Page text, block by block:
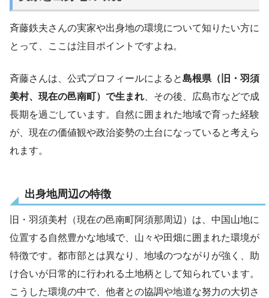
斉藤鉄夫さんの実家や出身地の環境について知りたい方に
とって、ここは注目ポイントですよね。
斉藤さんは、公式プロフィールによると島根県（旧・羽須
美村、現在の邑南町）で生まれ 、その後、広島市などで成
長期を過ごしています。自然に囲まれた地域で育った経験
が、現在の価値観や政治姿勢の土台になっていると考えら
れます。
出身地周辺の特徴
旧・羽須美村（現在の邑南町阿須那周辺）は、中国山地に
位置する自然豊かな地域で、山々や田畑に囲まれた環境が
特徴です。都市部とは異なり、地域のつながりが強く、助
け合いが日常的に行われる土地柄として知られています。
こうした環境の中で、他者との協調や地道な努力の大切さ